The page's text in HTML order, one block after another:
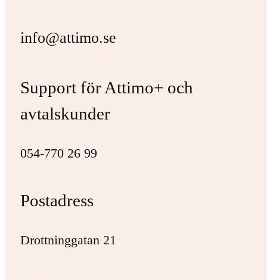
info@attimo.se
Support för Attimo+ och
avtalskunder
054-770 26 99
Postadress
Drottninggatan 21